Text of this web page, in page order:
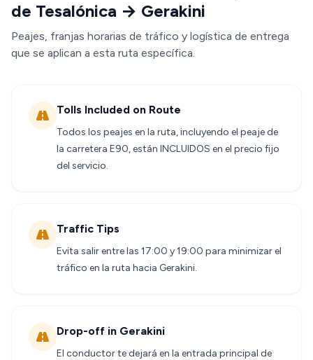
de Tesalónica → Gerakini
Peajes, franjas horarias de tráfico y logística de entrega
que se aplican a esta ruta específica.
Tolls Included on Route
Todos los peajes en la ruta, incluyendo el peaje de
la carretera E90, están INCLUIDOS en el precio fijo
del servicio.
Traffic Tips
Evita salir entre las 17:00 y 19:00 para minimizar el
tráfico en la ruta hacia Gerakini.
Drop-off in Gerakini
El conductor te dejará en la entrada principal de